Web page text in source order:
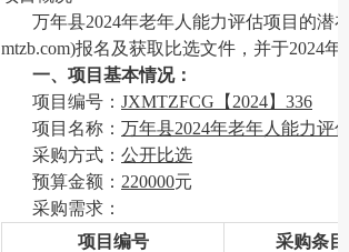
万年县2024年老年人能力评估项目的潜
mtzb.com)报名及获取比选文件，并于2024
一、项目基本情况：
项目编号： JXMTZFCG【2024】336
项目名称： 万年县2024年老年人能力评
采购方式： 公开比选
预算金额： 220000元
采购需求：
项目编号
采购条